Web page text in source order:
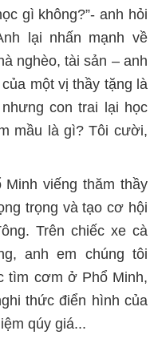
gì không?”- anh hỏi
lại nhấn mạnh về
nghèo, tài sản – anh
một vị thầy tặng là
con trai lại học
mầu là gì? Tôi cười,
viếng thăm thầy
trọng và tạo cơ hội
Trên chiếc xe cà
anh em chúng tôi
tìm cơm ở Phổ Minh,
thức điển hình của
qúy giá...